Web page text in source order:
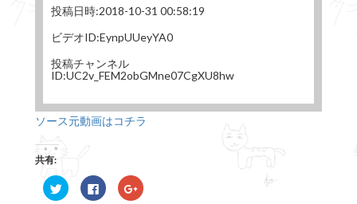
投稿日時:2018-10-31 00:58:19
ビデオID:EynpUUeyYA0
投稿チャンネル
ID:UC2v_FEM2obGMne07CgXU8hw
ソース元動画はコチラ
共有:
ク
リ
F
a
ク
リ